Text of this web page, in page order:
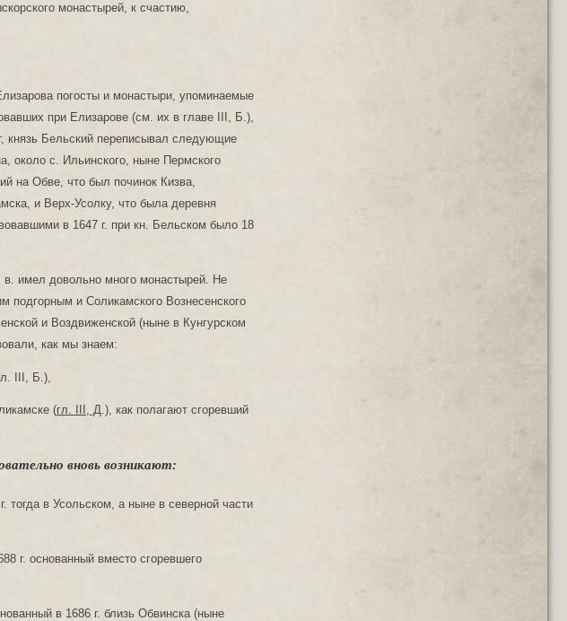
монастырей, к счастию,
погосты и монастыри, упоминаемые
при Елизарове (см. их в главе III, Б.),
князь Бельский переписывал следующие
около с. Ильинского, ныне Пермского
на Обве, что был починок Кизва,
и Верх-Усолку, что была деревня
в 1647 г. при кн. Бельском было 18
в. имел довольно много монастырей. Не
подгорным и Соликамского Вознесенского
и Воздвиженской (ныне в Кунгурском
как мы знаем:
III, Б.),
(гл. III, Д.), как полагают сгоревший
вновь возникают:
тогда в Усольском, а ныне в северной части
г. основанный вместо сгоревшего
в 1686 г. близь Обвинска (ныне